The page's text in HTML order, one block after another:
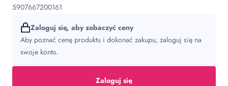
5907667200161
Zaloguj się, aby zobaczyć ceny
Aby poznać cenę produktu i dokonać zakupu, zaloguj się na
swoje konto.
Zaloguj się